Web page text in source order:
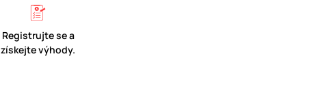
Registrujte se a
získejte výhody.